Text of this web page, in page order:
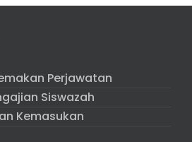
Perjawatan
Siswazah
Kemasukan